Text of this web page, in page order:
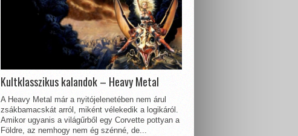
Kultklasszikus kalandok – Heavy Metal
A Heavy Metal már a nyitójelenetében nem árul
zsákbamacskát arról, miként vélekedik a logikáról.
Amikor ugyanis a világűrből egy Corvette pottyan a
Földre, az nemhogy nem ég szénné, de...